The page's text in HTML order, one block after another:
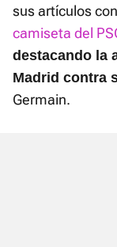
sus artículos
camiseta del
destacando la
Madrid contra
Germain.